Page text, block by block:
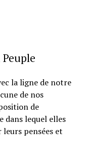
la ligne de notre
de nos
de
dans lequel elles
pensées et